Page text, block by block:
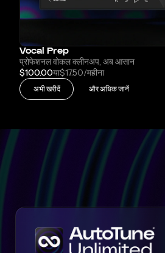
Vocal Prep
प्रोफेशनल वोकल क्लीनअप, अब आसान
$100.00या$17.50/महीना
अभी खरीदें और अधिक जानें